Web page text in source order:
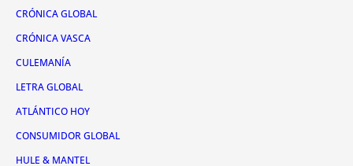
CRÓNICA GLOBAL
CRÓNICA VASCA
CULEMANÍA
LETRA GLOBAL
ATLÁNTICO HOY
CONSUMIDOR GLOBAL
HULE & MANTEL